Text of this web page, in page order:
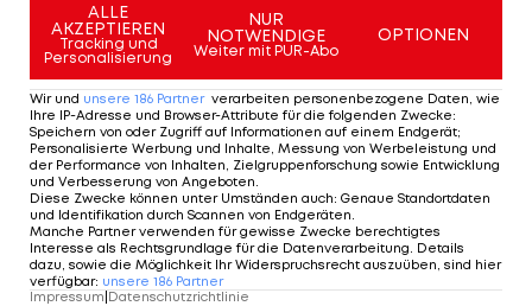
Vielleicht zieht es ihn wie Demir nach Spanien,
wahrscheinlicher aber nachDeutschland . RB
LeipzigundBorussia Dortmundsollen ernsthaftes
Interesse zeigen.
Kein Wunder, der BVB könnte in naher Zukunft
einen Nachfolger für Erling Haaland brauchen. "Ich
habe gelesen, er ist jetzt 17 Millionen wert", sagte
Rapids SportchefZoran Barisic, der Sparta vor
ein paar Tagen beim Testspiel gegen Dynamo
ALLE
AKZEPTIEREN
Tracking und
Personalisierung
NUR
NOTWENDIGE
Weiter mit PUR-Abo
OPTIONEN
Wir und unsere 186 Partner verarbeiten personenbezogene Daten, wie
Ihre IP-Adresse und Browser-Attribute für die folgenden Zwecke:
Speichern von oder Zugriff auf Informationen auf einem Endgerät;
Personalisierte Werbung und Inhalte, Messung von Werbeleistung und
der Performance von Inhalten, Zielgruppenforschung sowie Entwicklung
und Verbesserung von Angeboten.
Diese Zwecke können unter Umständen auch: Genaue Standortdaten
und Identifikation durch Scannen von Endgeräten.
Manche Partner verwenden für gewisse Zwecke berechtigtes
Interesse als Rechtsgrundlage für die Datenverarbeitung. Details
dazu, sowie die Möglichkeit Ihr Widerspruchsrecht auszuüben, sind hier
verfügbar: unsere 186 Partner
Impressum Datenschutzrichtlinie